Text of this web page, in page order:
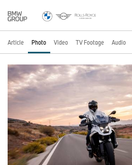
Article Photo Video TV Footage Audio